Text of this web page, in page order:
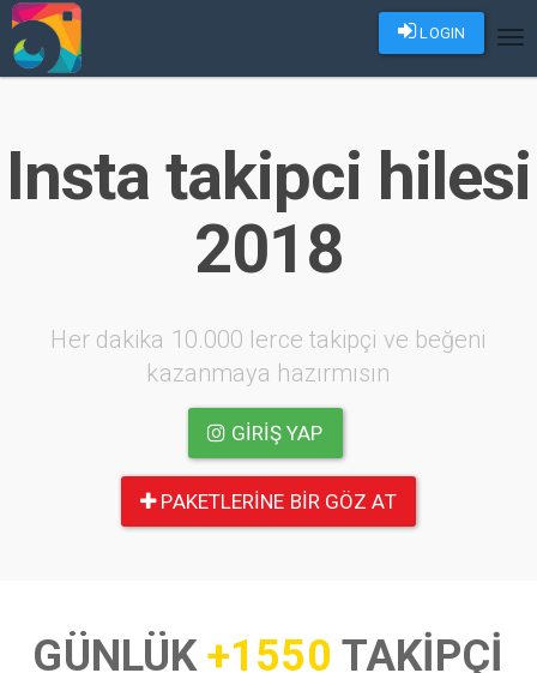
LOGIN
Insta takipci hilesi
2018
Her dakika 10.000 lerce takipçi ve beğeni
kazanmaya hazırmısın
GIRIŞ YAP
PAKETLERINE BIR GÖZ AT
GÜNLÜK+1550 TAKİPÇİ